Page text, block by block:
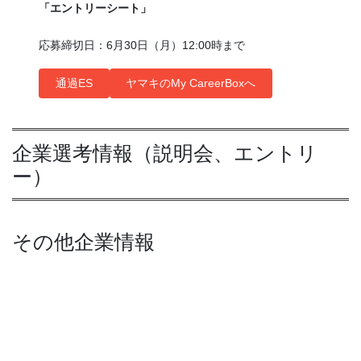
「エントリーシート」
応募締切日：6月30日（月）12:00時まで
通過ES ヤマキのMy CareerBoxへ
企業選考情報（説明会、エントリ
ー）
その他企業情報